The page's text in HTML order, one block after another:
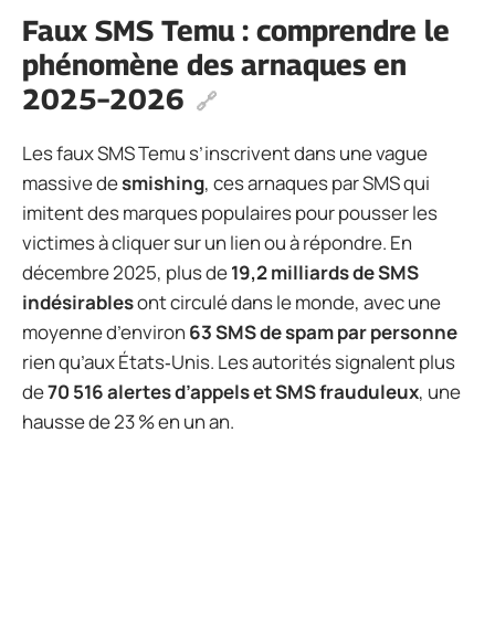
Faux SMS Temu : comprendre le
phénomène des arnaques en
2025–2026
Les faux SMS Temu s’inscrivent dans une vague
massive desmishing, ces arnaques par SMS qui
imitent des marques populaires pour pousser les
victimes à cliquer sur un lien ou à répondre. En
décembre 2025, plus de19,2 milliards de SMS
indésirablesont circulé dans le monde, avec une
moyenne d’environ 63 SMS de spam par personne
rien qu’aux États‑Unis. Les autorités signalent plus
de70 516 alertes d’appels et SMS frauduleux, une
hausse de 23 % en un an.